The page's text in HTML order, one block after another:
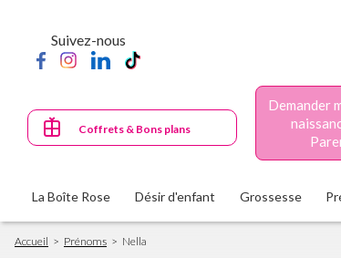
principal
Suivez-nous
Coffrets & Bons plans
Demander
La Boîte Rose Désir d'enfant Grossesse
Fil
d'Ariane
Accueil Prénoms Nella